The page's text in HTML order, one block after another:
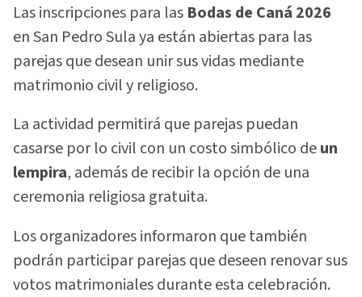
Las inscripciones para las Bodas de Caná 2026
en San Pedro Sula ya están abiertas para las
parejas que desean unir sus vidas mediante
matrimonio civil y religioso.
La actividad permitirá que parejas puedan
casarse por lo civil con un costo simbólico deun
lempira, además de recibir la opción de una
ceremonia religiosa gratuita.
Los organizadores informaron que también
podrán participar parejas que deseen renovar sus
votos matrimoniales durante esta celebración.